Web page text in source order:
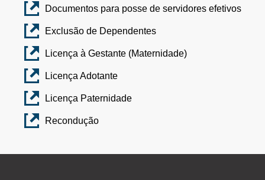
Documentos para posse de servidores efetivos
Exclusão de Dependentes
Licença à Gestante (Maternidade)
Licença Adotante
Licença Paternidade
Recondução